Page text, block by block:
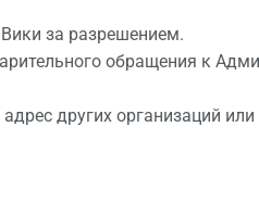
за разрешением.
обращения к
других организаций